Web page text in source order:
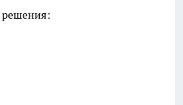
решения: